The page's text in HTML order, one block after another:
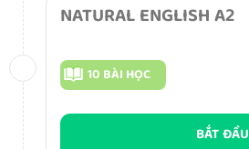
NATURAL ENGLISH A2
10 BÀI HỌC
BẮT ĐẦU